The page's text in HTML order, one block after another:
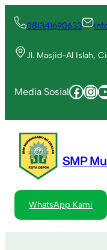
081341690633
Jl. Masjid-Al Islah,
Media Sosial
SMP
WhatsApp Kami